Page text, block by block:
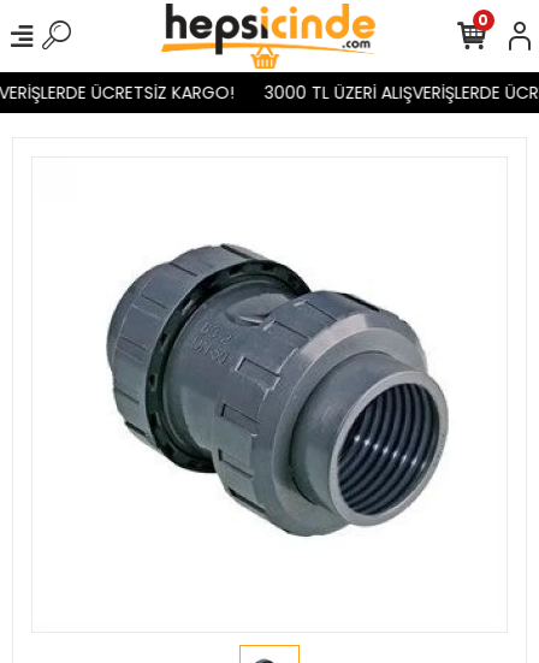
ÜCRETSİZ KARGO! 3000 TL ÜZERİ ALIŞVERİŞLERDE
0